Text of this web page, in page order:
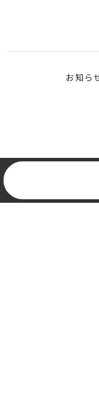
お知ら